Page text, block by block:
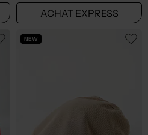
ACHAT EXPRESS
NEW